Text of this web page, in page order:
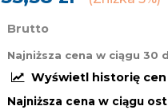
Brutto
Najniższa cena w ciągu
Wyświetl historię
Najniższa cena w ciągu